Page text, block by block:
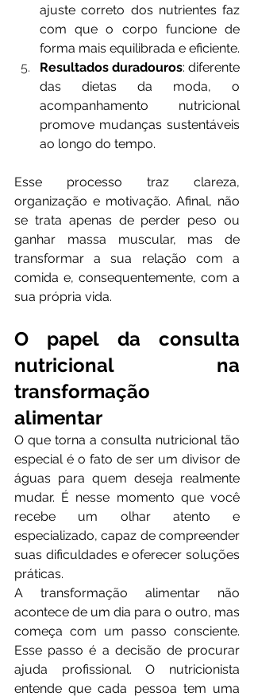
ajuste correto dos nutrientes faz
com que o corpo funcione de
forma mais equilibrada e eficiente.
Resultados duradouros: diferente
das dietas da moda, o
acompanhamento nutricional
promove mudanças sustentáveis
ao longo do tempo.
Esse processo traz clareza,
organização e motivação. Afinal, não
se trata apenas de perder peso ou
ganhar massa muscular, mas de
transformar a sua relação com a
comida e, consequentemente, com a
sua própria vida.
O papel da consulta
nutricional na
transformação
alimentar
O que torna a consulta nutricional tão
especial é o fato de ser um divisor de
águas para quem deseja realmente
mudar. É nesse momento que você
recebe um olhar atento e
especializado, capaz de compreender
suas dificuldades e oferecer soluções
práticas.
A transformação alimentar não
acontece de um dia para o outro, mas
começa com um passo consciente.
Esse passo é a decisão de procurar
ajuda profissional. O nutricionista
entende que cada pessoa tem uma